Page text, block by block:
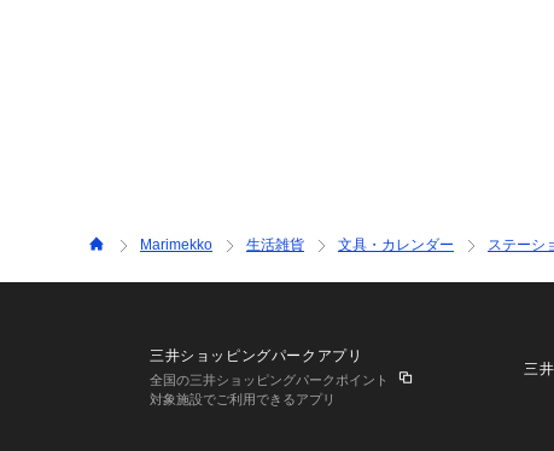
Marimekko 生活雑貨 文具・カレンダー ステーシ
三井ショッピングパークアプリ
全国の三井ショッピングパークポイント
対象施設でご利用できるアプリ
三